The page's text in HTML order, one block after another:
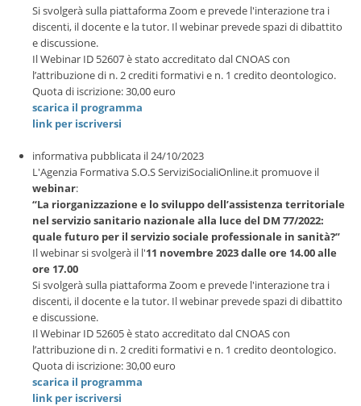
Si svolgerà sulla piattaforma Zoom e prevede l'interazione tra i
discenti, il docente e la tutor. Il webinar prevede spazi di dibattito
e discussione.
Il Webinar ID 52607 è stato accreditato dal CNOAS con
l’attribuzione di n. 2 crediti formativi e n. 1 credito deontologico.
Quota di iscrizione: 30,00 euro
scarica il programma
link per iscriversi
informativa pubblicata il 24/10/2023
L'Agenzia Formativa S.O.S ServiziSocialiOnline.it promuove il
webinar:
“La riorganizzazione e lo sviluppo dell’assistenza territoriale
nel servizio sanitario nazionale alla luce del DM 77/2022:
quale futuro per il servizio sociale professionale in sanità?”
Il webinar si svolgerà il l'11 novembre 2023 dalle ore 14.00 alle
ore 17.00
Si svolgerà sulla piattaforma Zoom e prevede l'interazione tra i
discenti, il docente e la tutor. Il webinar prevede spazi di dibattito
e discussione.
Il Webinar ID 52605 è stato accreditato dal CNOAS con
l’attribuzione di n. 2 crediti formativi e n. 1 credito deontologico.
Quota di iscrizione: 30,00 euro
scarica il programma
link per iscriversi